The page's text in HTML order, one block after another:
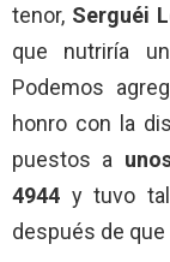
tenor, Serguéi
que nutriría
Podemos
honro con la
puestos a
4944 y tuvo
después de